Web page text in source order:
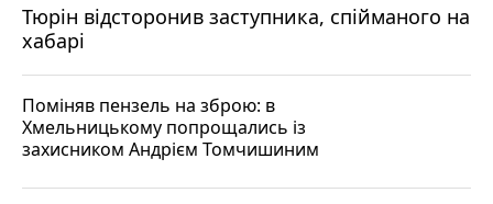
Тюрін відсторонив заступника, спійманого на
хабарі
Поміняв пензель на зброю: в
Хмельницькому попрощались із
захисником Андрієм Томчишиним